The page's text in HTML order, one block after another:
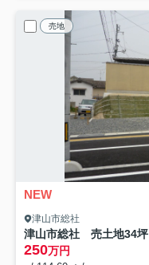
売地
NEW
津山市総社
津山市総社 売土地34坪
250万円